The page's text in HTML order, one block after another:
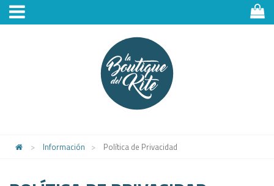
> Información > Política de Privacidad